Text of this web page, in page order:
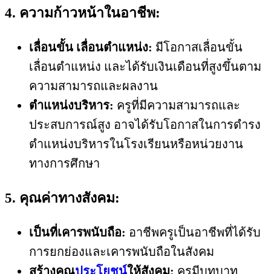
4. ความก้าวหน้าในอาชีพ:
เลื่อนขั้น เลื่อนตำแหน่ง: มีโอกาสเลื่อนขั้น
เลื่อนตำแหน่ง และได้รับเงินเดือนที่สูงขึ้นตาม
ความสามารถและผลงาน
ตำแหน่งบริหาร: ครูที่มีความสามารถและ
ประสบการณ์สูง อาจได้รับโอกาสในการดำรง
ตำแหน่งบริหารในโรงเรียนหรือหน่วยงาน
ทางการศึกษา
5. คุณค่าทางสังคม:
เป็นที่เคารพนับถือ: อาชีพครูเป็นอาชีพที่ได้รับ
การยกย่องและเคารพนับถือในสังคม
สร้างคุณประโยชน์ให้สังคม: ครูมีบทบาท